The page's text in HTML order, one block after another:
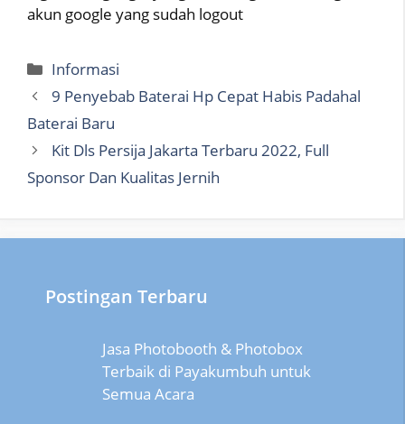
akun google yang sudah logout
Categories
Informasi
9 Penyebab Baterai Hp Cepat Habis Padahal
Baterai Baru
Kit Dls Persija Jakarta Terbaru 2022, Full
Sponsor Dan Kualitas Jernih
Postingan Terbaru
Jasa Photobooth & Photobox
Terbaik di Payakumbuh untuk
Semua Acara